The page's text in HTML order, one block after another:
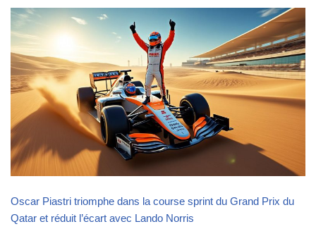
Oscar Piastri triomphe dans la course sprint du Grand Prix du
Qatar et réduit l’écart avec Lando Norris